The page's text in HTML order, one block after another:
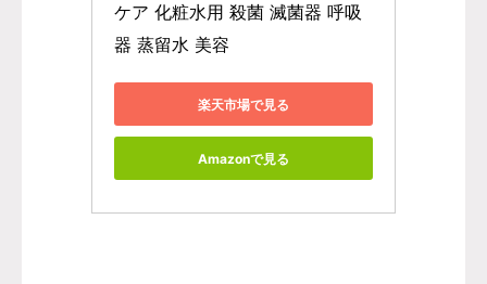
ケア 化粧水用 殺菌 滅菌器 呼吸
器 蒸留水 美容
楽天市場で見る
Amazonで見る